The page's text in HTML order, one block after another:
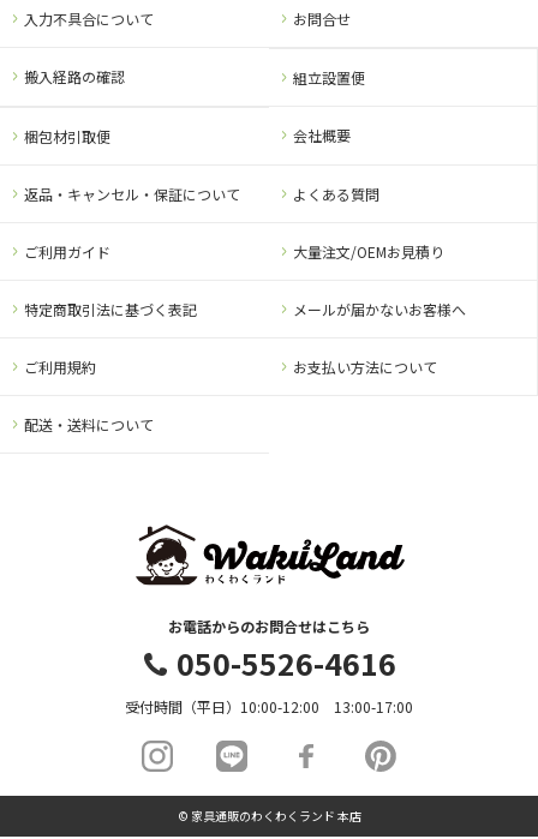
お電話からのお問合せはこちら
050-5526-4616
受付時間（平日）10:00-12:00 13:00-17:00
組立設置便
ご利用ガイド
ご利用規約
会社概要
大量注文/OEMお見積り
お支払い方法について
よくある質問
特定商取引法に基づく表記
配送・送料について
梱包材引取便
メールが届かないお客様へ
返品・キャンセル・保証について
入力不具合について お問合せ
搬入経路の確認
© 家具通販のわくわくランド 本店